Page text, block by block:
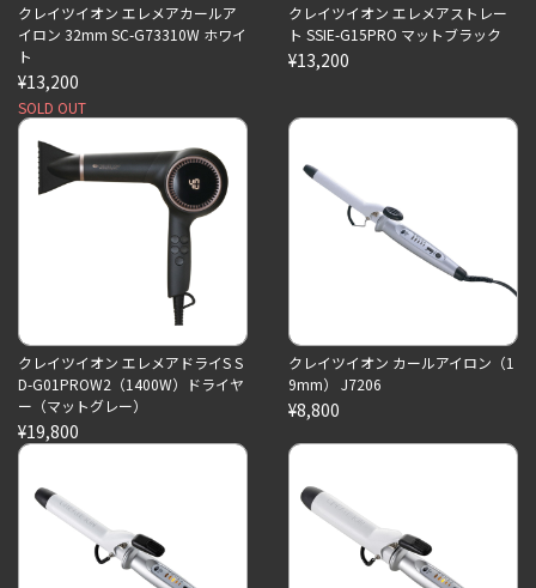
クレイツイオン エレメアカールア
イロン 32mm SC-G73310W ホワイ
ト
¥13,200
SOLD OUT
クレイツイオン エレメアストレー
ト SSIE-G15PRO マットブラック
¥13,200
クレイツイオン エレメアドライS S
D-G01PROW2（1400W）ドライヤ
ー（マットグレー）
¥19,800
クレイツイオン カールアイロン（1
9mm） J7206
¥8,800